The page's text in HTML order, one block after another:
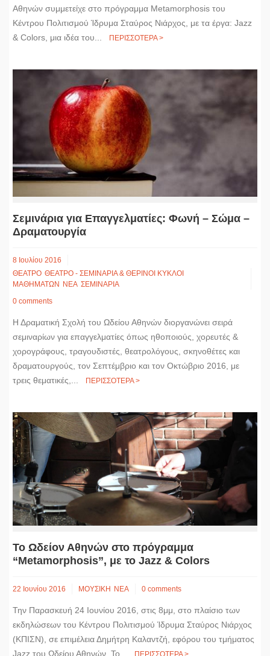
Αθηνών συμμετείχε στο πρόγραμμα Metamorphosis του
Κέντρου Πολιτισμού Ίδρυμα Σταύρος Νιάρχος, με τα έργα: Jazz
& Colors, μια ιδέα του...
ΠΕΡΙΣΣΟΤΕΡΑ >
Σεμινάρια για Επαγγελματίες: Φωνή – Σώμα –
Δραματουργία
8 Ιουλίου 2016
ΘΕΑΤΡΟ ΘΕΑΤΡΟ - ΣΕΜΙΝΑΡΙΑ & ΘΕΡΙΝΟΙ ΚΥΚΛΟΙ
ΜΑΘΗΜΑΤΩΝ
ΝΕΑ ΣΕΜΙΝΑΡΙΑ
0 comments
Η Δραματική Σχολή του Ωδείου Αθηνών διοργανώνει σειρά
σεμιναρίων για επαγγελματίες όπως ηθοποιούς, χορευτές &
χορογράφους, τραγουδιστές, θεατρολόγους, σκηνοθέτες και
δραματουργούς, τον Σεπτέμβριο και τον Οκτώβριο 2016, με
τρεις θεματικές,...
ΠΕΡΙΣΣΟΤΕΡΑ >
Το Ωδείον Αθηνών στο πρόγραμμα
“Metamorphosis”, με το Jazz & Colors
22 Ιουνίου 2016 ΜΟΥΣΙΚΗ ΝΕΑ 0 comments
Την Παρασκευή 24 Ιουνίου 2016, στις 8μμ, στο πλαίσιο των
εκδηλώσεων του Κέντρου Πολιτισμού Ίδρυμα Σταύρος Νιάρχος
(ΚΠΙΣΝ), σε επιμέλεια Δημήτρη Καλαντζή, εφόρου του τμήματος
Jazz του Ωδείου Αθηνών. Το...
ΠΕΡΙΣΣΟΤΕΡΑ >